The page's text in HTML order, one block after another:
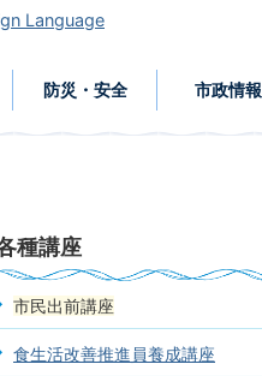
Language
防災・安全 市政情報
種講座
市民出前講座
食生活改善推進員養成講座